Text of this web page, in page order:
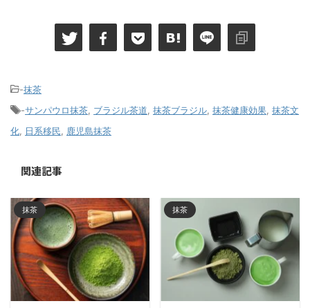
-抹茶
-サンパウロ抹茶 ブラジル茶道 抹茶ブラジル 抹茶健康効果 抹茶文
化
日系移民 鹿児島抹茶
関連記事
抹茶 抹茶